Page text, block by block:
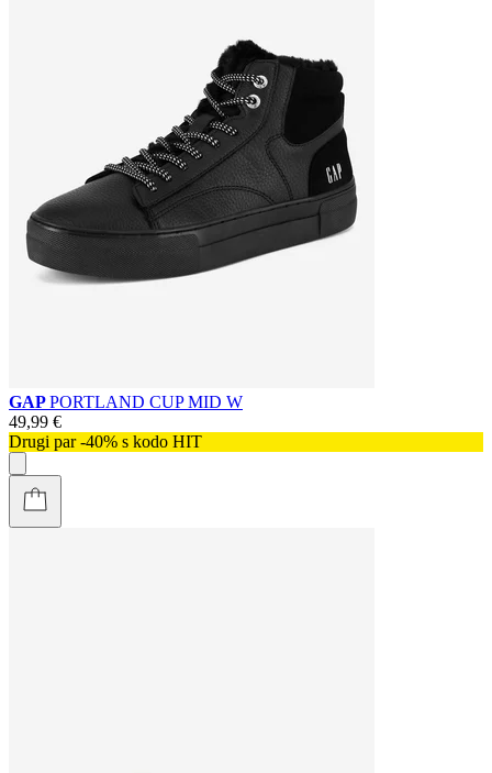
GAPPORTLAND CUP MID W
49,99 €
Drugi par -40% s kodo HIT